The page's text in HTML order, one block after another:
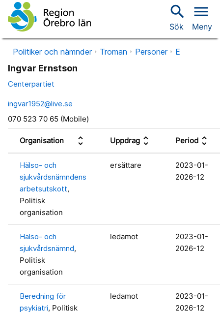
search
Sök
menu
Meny
Politiker och nämnder Troman Personer E
Ingvar Ernstson
Centerpartiet
ingvar1952@live.se
070 523 70 65 (Mobile)
Organisation unfold_more Uppdrag unfold_more Period unfold_more
Hälso- och
sjukvårdsnämndens
arbetsutskott,
Politisk
organisation
ersättare
2023-01-
2026-12
Hälso- och
sjukvårdsnämnd,
Politisk
organisation
ledamot
2023-01-
2026-12
Beredning för
psykiatri, Politisk
ledamot
2023-01-
2026-12